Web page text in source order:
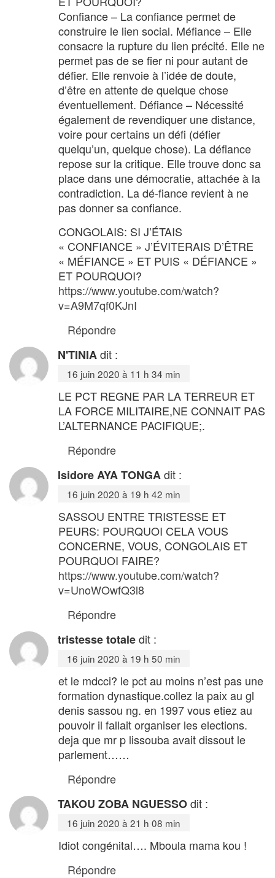
Confiance – La confiance permet de
construire le lien social. Méfiance – Elle
consacre la rupture du lien précité. Elle ne
permet pas de se fier ni pour autant de
défier. Elle renvoie à l’idée de doute,
d’être en attente de quelque chose
éventuellement. Défiance – Nécessité
également de revendiquer une distance,
voire pour certains un défi (défier
quelqu’un, quelque chose). La défiance
repose sur la critique. Elle trouve donc sa
place dans une démocratie, attachée à la
contradiction. La dé-fiance revient à ne
pas donner sa confiance.
CONGOLAIS: SI J’ÉTAIS
« CONFIANCE » J’ÉVITERAIS D’ÊTRE
« MÉFIANCE » ET PUIS « DÉFIANCE »
ET POURQUOI?
https://www.youtube.com/watch?
v=A9M7qf0KJnI
Répondre
N'TINIAdit :
16 juin 2020 à 11 h 34 min
LE PCT REGNE PAR LA TERREUR ET
LA FORCE MILITAIRE,NE CONNAIT PAS
L’ALTERNANCE PACIFIQUE;.
Répondre
Isidore AYA TONGAdit :
16 juin 2020 à 19 h 42 min
SASSOU ENTRE TRISTESSE ET
PEURS: POURQUOI CELA VOUS
CONCERNE, VOUS, CONGOLAIS ET
POURQUOI FAIRE?
https://www.youtube.com/watch?
v=UnoWOwfQ3l8
Répondre
tristesse totaledit :
16 juin 2020 à 19 h 50 min
et le mdcci? le pct au moins n’est pas une
formation dynastique.collez la paix au gl
denis sassou ng. en 1997 vous etiez au
pouvoir il fallait organiser les elections.
deja que mr p lissouba avait dissout le
parlement……
Répondre
TAKOU ZOBA NGUESSOdit :
16 juin 2020 à 21 h 08 min
Idiot congénital…. Mboula mama kou !
Répondre